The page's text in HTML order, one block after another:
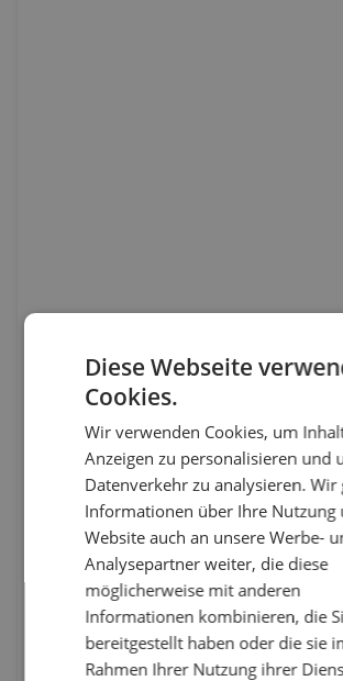
Diese Webseite
Cookies.
Wir verwenden Cookies, um
Anzeigen zu personalisieren und
Datenverkehr zu analysieren. Wir
Informationen über Ihre Nutzung
Website auch an unsere Werbe-
Analysepartner weiter, die diese
möglicherweise mit anderen
Informationen kombinieren, die
bereitgestellt haben oder die sie
Rahmen Ihrer Nutzung ihrer